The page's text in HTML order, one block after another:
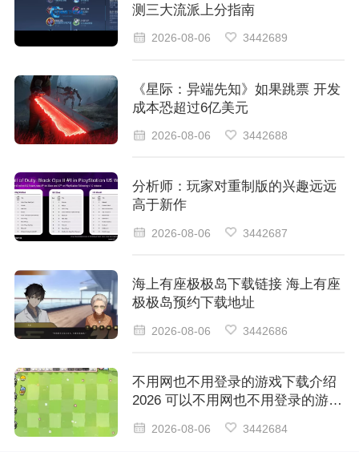
测三大流派上分指南
2026-08-06 3442689
《星际：异端先知》如果跳票 开发
成本恐超过6亿美元
2026-08-06 3442688
分析师：玩家对重制版的兴趣远远
高于新作
2026-08-06 3442687
海上有座极极岛下载链接 海上有座
极极岛预约下载地址
2026-08-06 3442686
不用网也不用登录的游戏下载介绍
2026 可以不用网也不用登录的游戏
汇总
2026-08-06 3442684